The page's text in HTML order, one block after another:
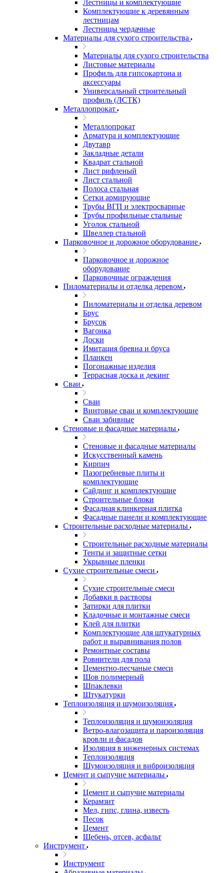
Лестницы и комплектующие
Комплектующие к деревянным
лестницам
Лестницы чердачные
Материалы для сухого строительства
Материалы для сухого строительства
Листовые материалы
Профиль для гипсокартона и
аксессуары
Универсальный строительный
профиль (ЛСТК)
Металлопрокат
Металлопрокат
Арматура и комплектующие
Двутавр
Закладные детали
Квадрат стальной
Лист рифленый
Лист стальной
Полоса стальная
Сетки армирующие
Трубы ВГП и электросварные
Трубы профильные стальные
Уголок стальной
Швеллер стальной
Парковочное и дорожное оборудование
Парковочное и дорожное
оборудование
Парковочные ограждения
Пиломатериалы и отделка деревом
Пиломатериалы и отделка деревом
Брус
Брусок
Вагонка
Доски
Имитация бревна и бруса
Планкен
Погонажные изделия
Террасная доска и декинг
Сваи
Сваи
Винтовые сваи и комплектующие
Сваи забивные
Стеновые и фасадные материалы
Стеновые и фасадные материалы
Искусственный камень
Кирпич
Пазогребневые плиты и
комплектующие
Сайдинг и комплектующие
Строительные блоки
Фасадная клинкерная плитка
Фасадные панели и комплектующие
Строительные расходные материалы
Строительные расходные материалы
Тенты и защитные сетки
Укрывные пленки
Сухие строительные смеси
Сухие строительные смеси
Добавки в растворы
Затирки для плитки
Кладочные и монтажные смеси
Клей для плитки
Комплектующие для штукатурных
работ и выравнивания полов
Ремонтные составы
Ровнители для пола
Цементно-песчаные смеси
Шов полимерный
Шпаклевки
Штукатурки
Теплоизоляция и шумоизоляция
Теплоизоляция и шумоизоляция
Ветро-влагозащита и пароизоляция
кровли и фасадов
Изоляция в инженерных системах
Теплоизоляция
Шумоизоляция и виброизоляция
Цемент и сыпучие материалы
Цемент и сыпучие материалы
Керамзит
Мел, гипс, глина, известь
Песок
Цемент
Щебень, отсев, асфальт
Инструмент
Инструмент